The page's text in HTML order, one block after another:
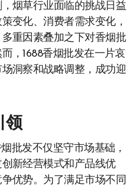
烟草行业面临的挑战日益
变化、消费者需求变化，
重因素叠加之下对香烟批
，1688香烟批发在一片哀
洞察和战略调整，成功迎
领
批发不仅坚守市场基础，
新经营模式和产品线优
优势。为了满足市场不同